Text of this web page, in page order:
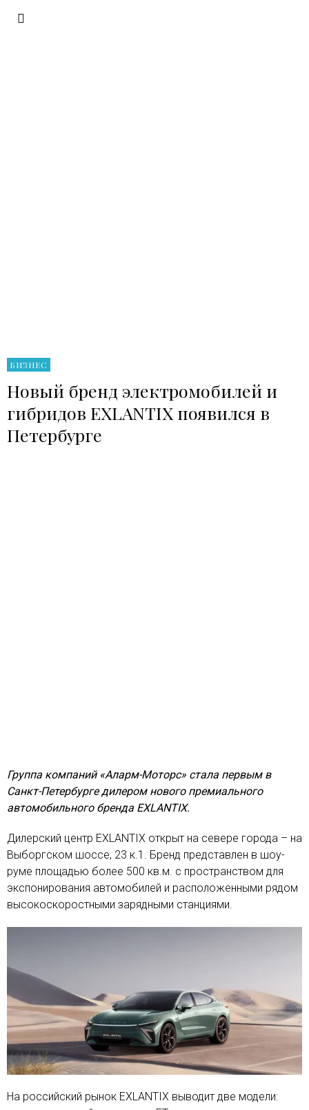
БИЗНЕС
Новый бренд электромобилей и
гибридов EXLANTIX появился в
Петербурге
Группа компаний «Аларм-Моторс» стала первым в
Санкт-Петербурге дилером нового премиального
автомобильного бренда EXLANTIX.
Дилерский центр EXLANTIX открыт на севере города – на
Выборгском шоссе, 23 к.1. Бренд представлен в шоу-
руме площадью более 500 кв.м. с пространством для
экспонирования автомобилей и расположенными рядом
высокоскоростными зарядными станциями.
На российский рынок EXLANTIX выводит две модели: